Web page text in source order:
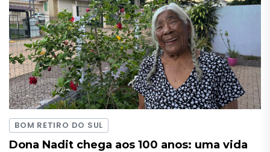
BOM RETIRO DO SUL
Dona Nadit chega aos 100 anos: uma vida